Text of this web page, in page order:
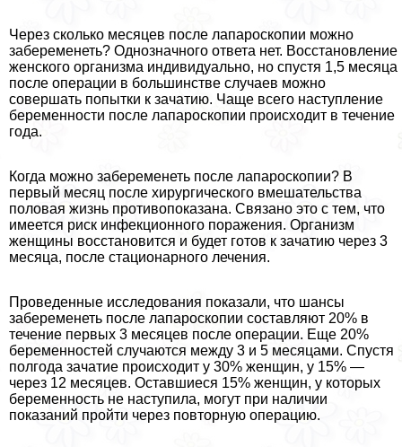
Через сколько месяцев после лапароскопии можно
забеременеть? Однозначного ответа нет. Восстановление
женского организма индивидуально, но спустя 1,5 месяца
после операции в большинстве случаев можно
совершать попытки к зачатию. Чаще всего наступление
беременности после лапароскопии происходит в течение
года.
Когда можно забеременеть после лапароскопии? В
первый месяц после хирургического вмешательства
пoлoвая жизнь противопоказана. Связано это с тем, что
имеется риск инфекционного поражения. Организм
женщины восстановится и будет готов к зачатию через 3
месяца, после стационарного лечения.
Проведенные исследования показали, что шансы
забеременеть после лапароскопии составляют 20% в
течение первых 3 месяцев после операции. Еще 20%
беременностей случаются между 3 и 5 месяцами. Спустя
полгода зачатие происходит у 30% женщин, у 15% —
через 12 месяцев. Оставшиеся 15% женщин, у которых
беременность не наступила, могут при наличии
показаний пройти через повторную операцию.